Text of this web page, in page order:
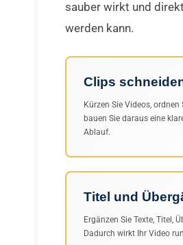
sauber wirkt und
werden kann.
Clips
Kürzen Sie Videos, ordnen
bauen Sie daraus eine
Ablauf.
Titel und
Ergänzen Sie Texte, Titel,
Dadurch wirkt Ihr Video